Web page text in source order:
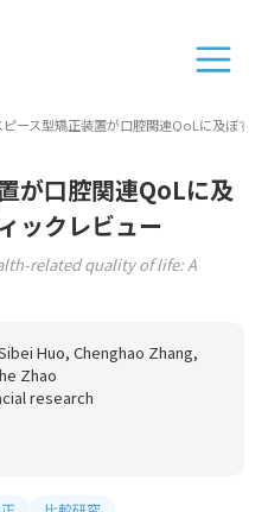
ピース型矯正装置が口腔関連QoLに及ぼす
が口腔関連QoLに及
ックレビュー
related quality of life: A
Huo, Chenghao Zhang,
Zhao
research